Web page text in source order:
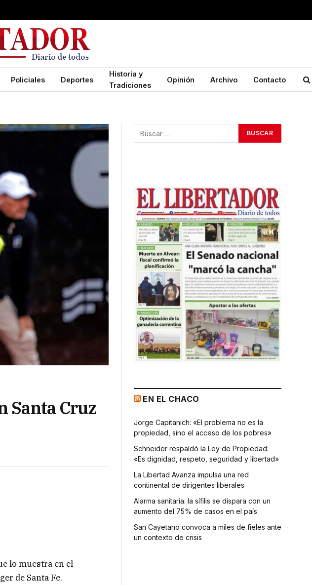
Policiales Deportes
Historia y
Tradiciones
Opinión Archivo Contacto
Santa Cruz
lo muestra en el
de Santa Fe,
EN EL CHACO
Jorge Capitanich: «El problema no es la
propiedad, sino el acceso de los pobres»
Schneider respaldó la Ley de Propiedad:
«Es dignidad, respeto, seguridad y libertad»
La Libertad Avanza impulsa una red
continental de dirigentes liberales
Alarma sanitaria: la sífilis se dispara con un
aumento del 75% de casos en el país
San Cayetano convoca a miles de fieles ante
un contexto de crisis